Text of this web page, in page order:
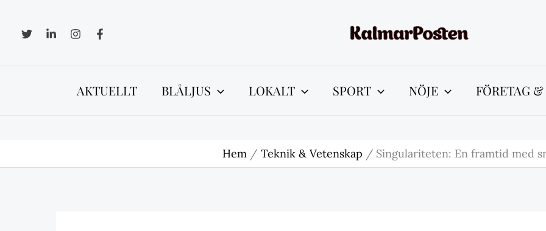
innehåll
AKTUELLT BLÅLJUS LOKALT SPORT NÖJE FÖRETAG
Hem Teknik & Vetenskap Singulariteten: En framtid med